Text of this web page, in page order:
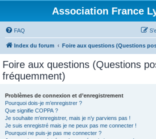
Association France
FAQ
Index du forum Foire aux questions (Questions
Foire aux questions (Questions
fréquemment)
Problèmes de connexion et d’enregistrement
Pourquoi dois-je m’enregistrer ?
Que signifie COPPA ?
Je souhaite m’enregistrer, mais je n’y parviens pas !
Je suis enregistré mais je ne peux pas me connecter !
Pourquoi ne puis-je pas me connecter ?